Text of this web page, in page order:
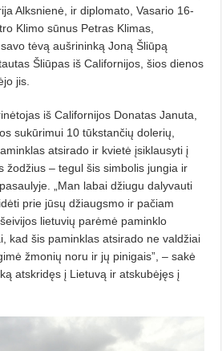
Alksnienė, ir diplomato, Vasario 16-
Klimo sūnus Petras Klimas,
tėvą aušrininką Joną Šliūpą
Šliūpas iš Californijos, šios dienos
jis.
iš Californijos Donatas Januta,
sukūrimui 10 tūkstančių dolerių,
atsirado ir kvietė įsiklausyti į
žodžius – tegul šis simbolis jungia ir
„Man labai džiugu dalyvauti
prie jūsų džiaugsmo ir pačiam
lietuvių parėmė paminklo
kad šis paminklas atsirado ne valdžiai
žmonių noru ir jų pinigais”, – sakė
atskridęs į Lietuvą ir atskubėjęs į